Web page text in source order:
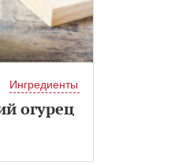
Ингредиенты
огурец